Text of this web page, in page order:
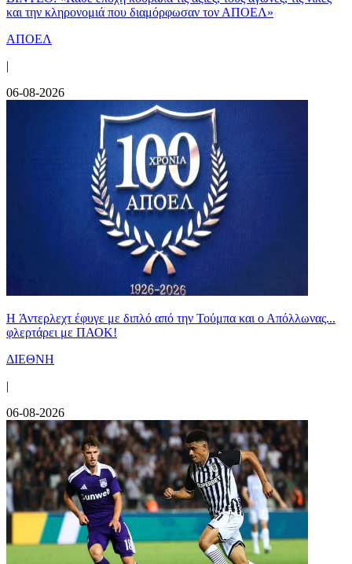
και την κληρονομιά που διαμόρφωσαν τον ΑΠΟΕΛ»
ΑΠΟΕΛ
|
06-08-2026
H Άντερλεχτ έφυγε με διπλό από την Τούμπα και ο Απόλλωνας...
φλερτάρει με ΠΑΟΚ!
ΔΙΕΘΝΗ
|
06-08-2026